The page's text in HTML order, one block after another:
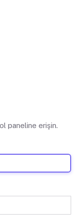
paneline erişin.